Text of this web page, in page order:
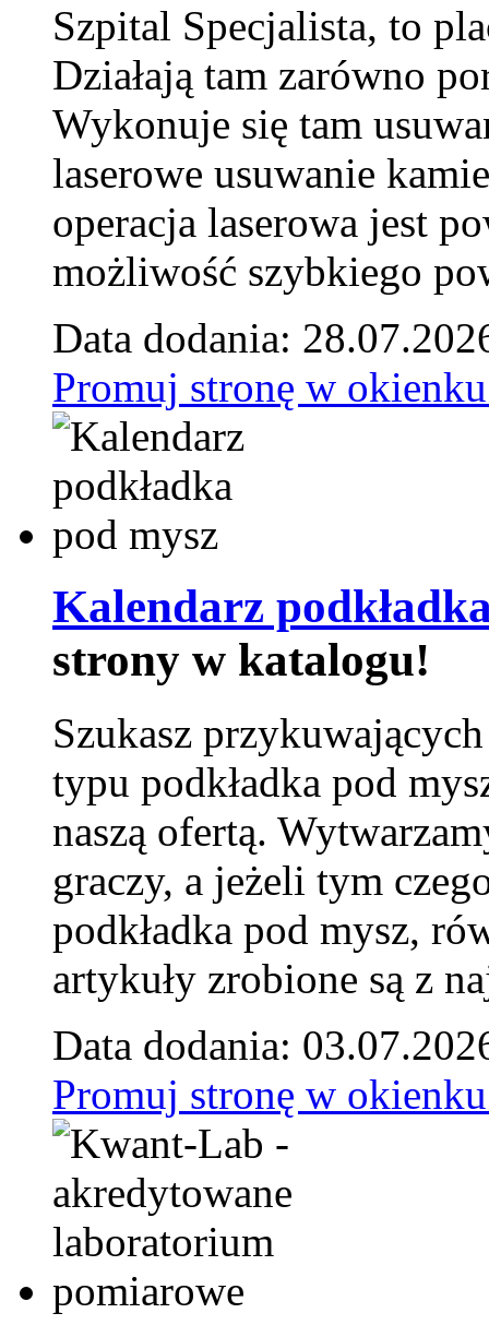
Szpital Specjalista, to
Działają tam zarówno
Wykonuje się tam
laserowe usuwanie
operacja laserowa jest
możliwość szybkiego
Data dodania:
Promuj stronę w
Kalendarz
strony w katalogu!
Szukasz
typu podkładka pod
naszą ofertą.
graczy, a jeżeli tym
podkładka pod mysz,
artykuły zrobione są z
Data dodania:
Promuj stronę w